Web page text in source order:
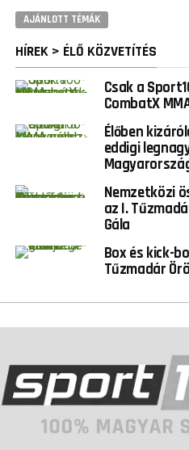
AJÁNLOTT TÉMÁK
HÍREK > ÉLŐ KÖZVETÍTÉS
Csak a
CombatX
Élőben
eddigi
Nemzetközi
az I.
Gála
Box és kick-
Tűzmadár